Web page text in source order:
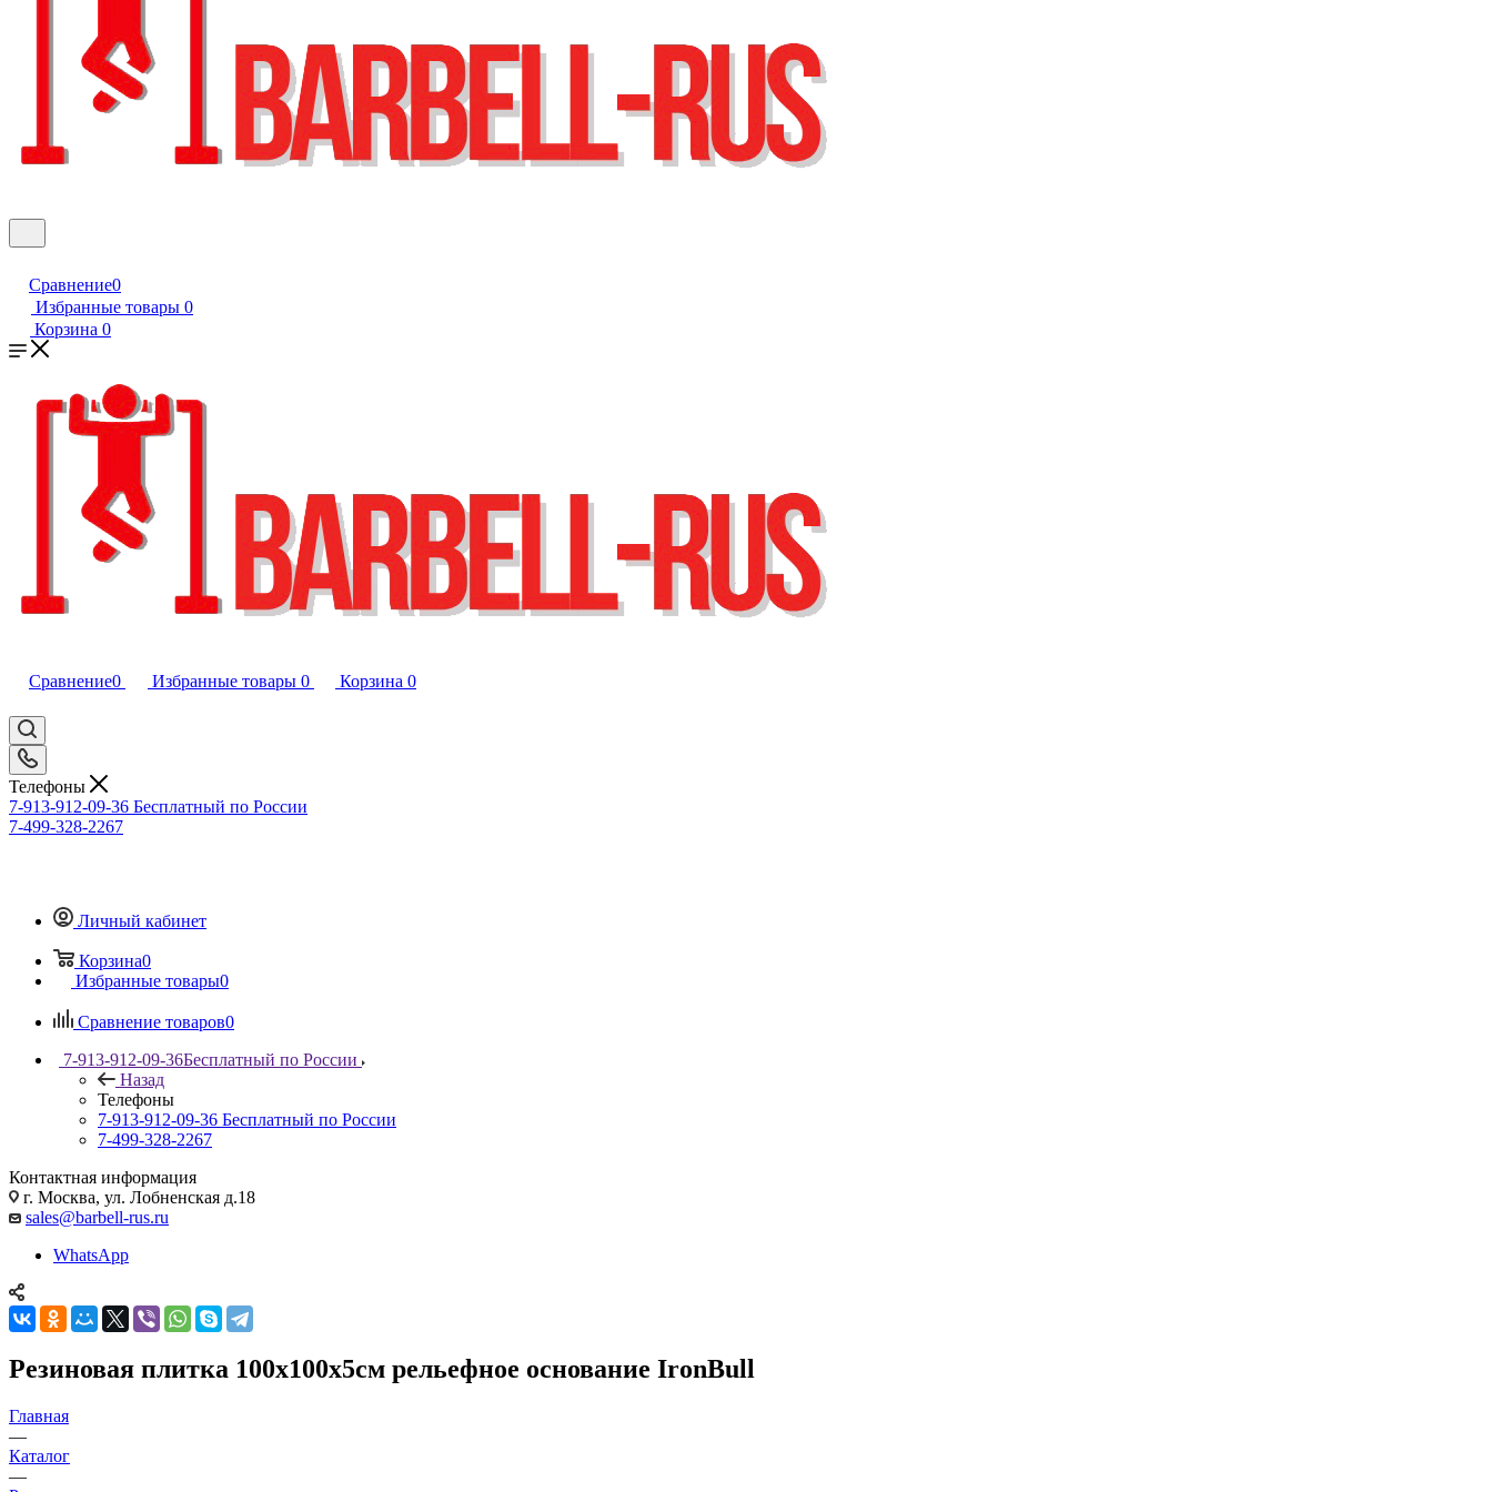
Сравнение0
Избранные товары 0
Корзина 0
Сравнение0 Избранные товары 0 Корзина 0
Телефоны
7-913-912-09-36 Бесплатный по России
7-499-328-2267
Личный кабинет
Корзина0
Избранные товары0
Сравнение товаров0
7-913-912-09-36Бесплатный по России
Назад
Телефоны
7-913-912-09-36 Бесплатный по России
7-499-328-2267
Контактная информация
г. Москва, ул. Лобненская д.18
sales@barbell-rus.ru
WhatsApp
Резиновая плитка 100х100х5см рельефное основание IronBull
Главная
—
Каталог
—